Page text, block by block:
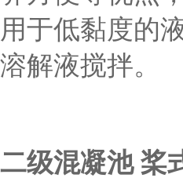
用于低黏度的
溶解液搅拌。
二级混凝池 桨